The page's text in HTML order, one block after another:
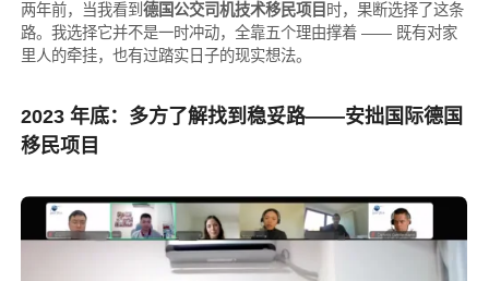
两年前，当我看到德国公交司机技术移民项目 时，果断选择了这条
路。我选择它并不是一时冲动，全靠五个理由撑着 —— 既有对家
里人的牵挂，也有过踏实日子的现实想法。
2023 年底：多方了解找到稳妥路——安拙国际德国
移民项目